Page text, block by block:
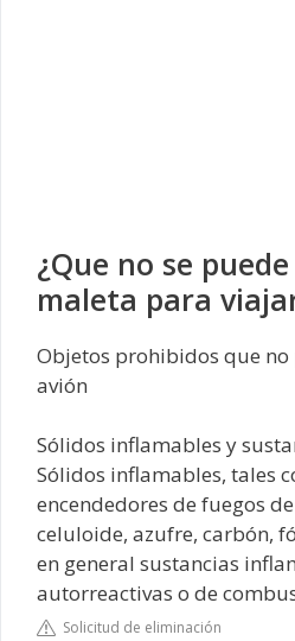
¿Que no se
maleta para
Objetos prohibidos que no
avión
Sólidos inflamables y
Sólidos inflamables, tales
encendedores de fuegos
celuloide, azufre, carbón,
en general sustancias
autorreactivas o de
Solicitud de eliminación